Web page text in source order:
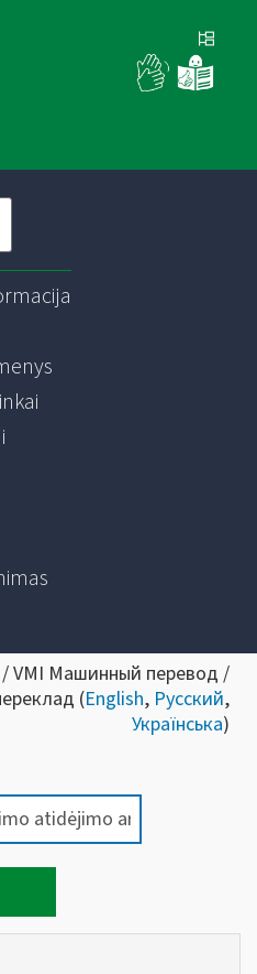
VMI Машинный перевод /
(English, Русский,
Українська)